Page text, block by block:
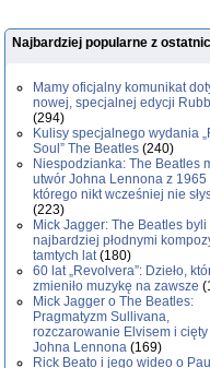
Najbardziej popularne z
Mamy oficjalny komunikat
nowej, specjalnej edycji
(294)
Kulisy specjalnego wydania
Soul” The Beatles (240)
Niespodzianka: The Beatles
utwór Johna Lennona z 1965
którego nikt wcześniej nie
(223)
Mick Jagger: The Beatles byli
najbardziej płodnymi
tamtych lat(180)
60 lat „Revolvera”: Dzieło,
zmieniło muzykę na zawsze
Mick Jagger o The Beatles:
Pragmatyzm Sullivana,
rozczarowanie Elvisem i
Johna Lennona (169)
Rick Beato i jego wideo o